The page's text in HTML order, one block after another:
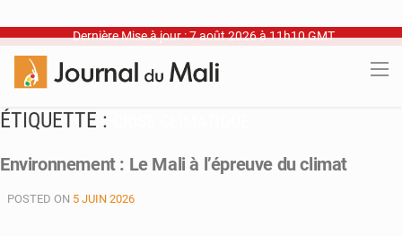
Dernière Mise à jour : 7 août 2026 à 11h10 GMT
ÉTIQUETTE :
Environnement : Le Mali à l’épreuve du climat
POSTED ON 5 JUIN 2026